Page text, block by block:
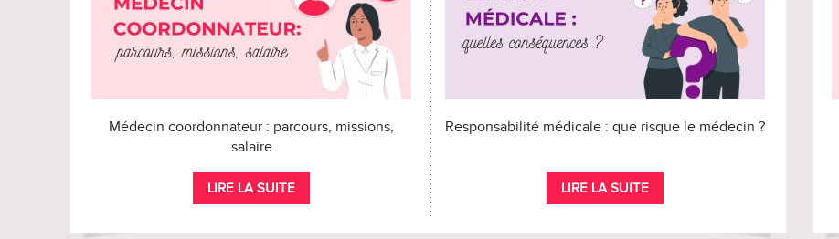
Médecin coordonnateur : parcours, missions,
salaire
LIRE LA SUITE
Responsabilité médicale : que risque le médecin ?
LIRE LA SUITE